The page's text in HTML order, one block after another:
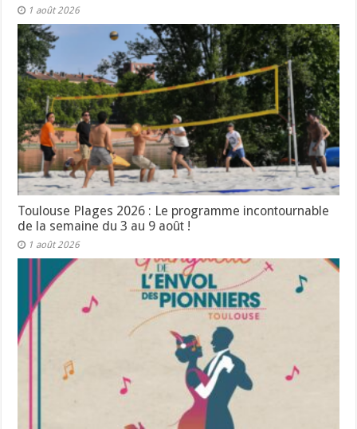
1 août 2026
Toulouse Plages 2026 : Le programme incontournable
de la semaine du 3 au 9 août !
1 août 2026